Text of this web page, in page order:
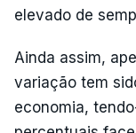
elevado de
Ainda assim,
variação tem
economia,